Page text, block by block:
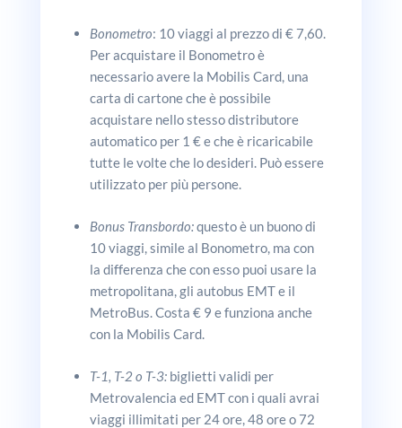
Bonometro: 10 viaggi al prezzo di € 7,60.
Per acquistare il Bonometro è
necessario avere la Mobilis Card, una
carta di cartone che è possibile
acquistare nello stesso distributore
automatico per 1 € e che è ricaricabile
tutte le volte che lo desideri. Può essere
utilizzato per più persone.
Bonus Transbordo:questo è un buono di
10 viaggi, simile al Bonometro, ma con
la differenza che con esso puoi usare la
metropolitana, gli autobus EMT e il
MetroBus. Costa € 9 e funziona anche
con la Mobilis Card.
T-1, T-2 o T-3:biglietti validi per
Metrovalencia ed EMT con i quali avrai
viaggi illimitati per 24 ore, 48 ore o 72